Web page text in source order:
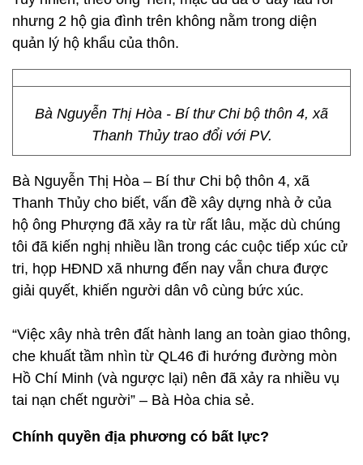
nhưng 2 hộ gia đình trên không nằm trong diện
quản lý hộ khẩu của thôn.
Bà Nguyễn Thị Hòa - Bí thư Chi bộ thôn 4, xã
Thanh Thủy trao đổi với PV.
Bà Nguyễn Thị Hòa – Bí thư Chi bộ thôn 4, xã
Thanh Thủy cho biết, vấn đề xây dựng nhà ở của
hộ ông Phượng đã xảy ra từ rất lâu, mặc dù chúng
tôi đã kiến nghị nhiều lần trong các cuộc tiếp xúc cử
tri, họp HĐND xã nhưng đến nay vẫn chưa được
giải quyết, khiến người dân vô cùng bức xúc.
“Việc xây nhà trên đất hành lang an toàn giao thông,
che khuất tầm nhìn từ QL46 đi hướng đường mòn
Hồ Chí Minh (và ngược lại) nên đã xảy ra nhiều vụ
tai nạn chết người” – Bà Hòa chia sẻ.
Chính quyền địa phương có bất lực?